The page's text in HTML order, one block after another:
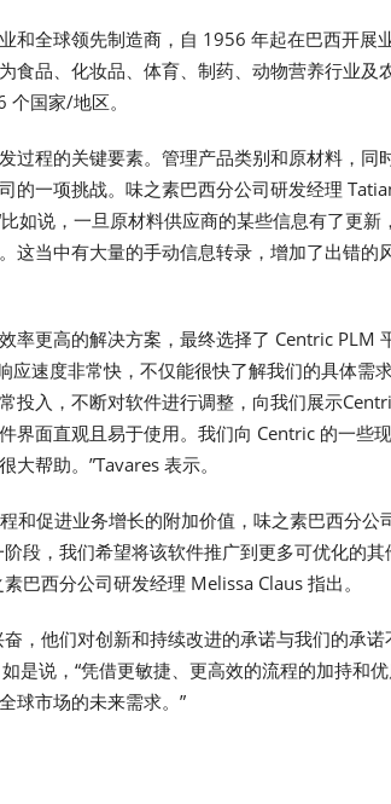
和全球领先制造商，自 1956 年起在巴西开展
食品、化妆品、体育、制药、动物营养行业及
国家/地区。
过程的关键要素。管理产品类别和原材料，同
的一项挑战。味之素巴西分公司研发经理
如说，一旦原材料供应商的某些信息有了更新
这当中有大量的手动信息转录，增加了出错的
率更高的解决方案，最终选择了 Centric PLM
速度非常快，不仅能很快了解我们的具体需求
投入，不断对软件进行调整，向我们展示
界面直观且易于使用。我们向 Centric 的一些
帮助。”Tavares 表示。
和促进业务增长的附加价值，味之素巴西分公
段，我们希望将该软件推广到更多可优化的其
巴西分公司研发经理 Melissa Claus 指出。
，他们对创新和持续改进的承诺与我们的承诺
是说，“凭借更敏捷、更高效的流程的加持和
球市场的未来需求。”